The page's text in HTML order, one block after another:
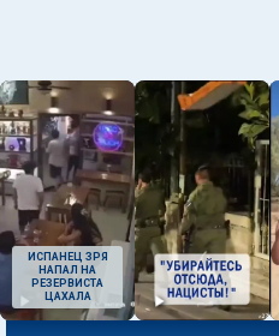
ИСПАНЕЦ ЗРЯ
НАПАЛ НА
РЕЗЕРВИСТА
ЦАХАЛА